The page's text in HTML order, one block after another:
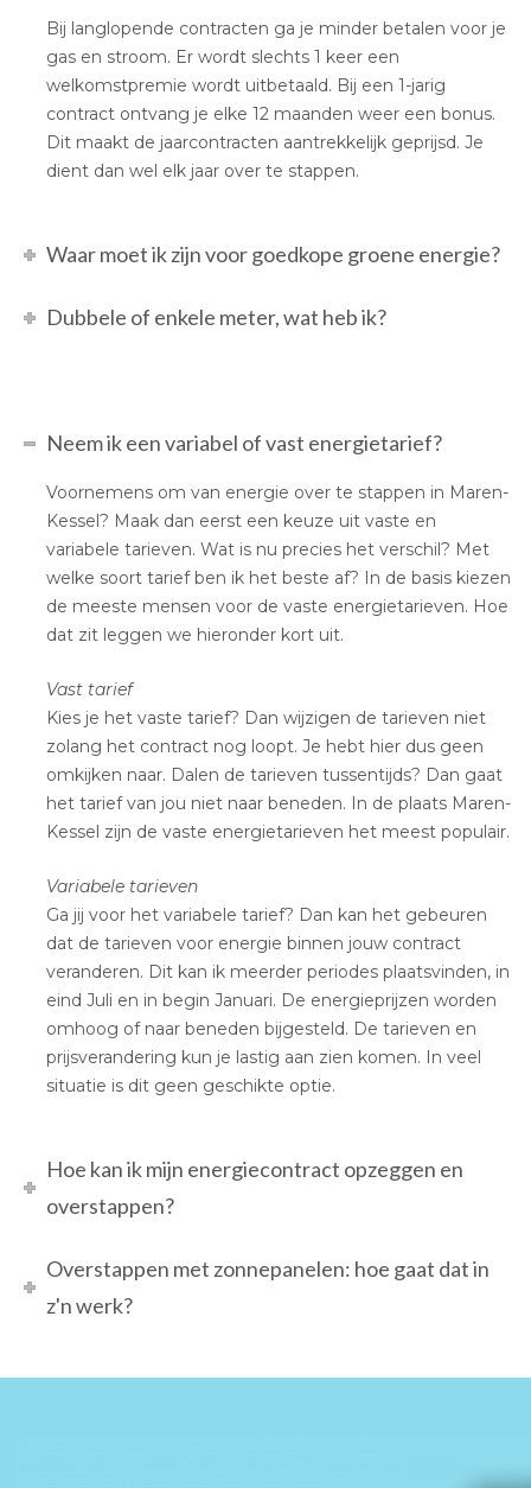
Bij langlopende contracten ga je minder betalen voor je
gas en stroom. Er wordt slechts 1 keer een
welkomstpremie wordt uitbetaald. Bij een 1-jarig
contract ontvang je elke 12 maanden weer een bonus.
Dit maakt de jaarcontracten aantrekkelijk geprijsd. Je
dient dan wel elk jaar over te stappen.
Waar moet ik zijn voor goedkope groene energie?
Dubbele of enkele meter, wat heb ik?
Neem ik een variabel of vast energietarief?
Voornemens om van energie over te stappen in Maren-
Kessel? Maak dan eerst een keuze uit vaste en
variabele tarieven. Wat is nu precies het verschil? Met
welke soort tarief ben ik het beste af? In de basis kiezen
de meeste mensen voor de vaste energietarieven. Hoe
dat zit leggen we hieronder kort uit.
Vast tarief
Kies je het vaste tarief? Dan wijzigen de tarieven niet
zolang het contract nog loopt. Je hebt hier dus geen
omkijken naar. Dalen de tarieven tussentijds? Dan gaat
het tarief van jou niet naar beneden. In de plaats Maren-
Kessel zijn de vaste energietarieven het meest populair.
Variabele tarieven
Ga jij voor het variabele tarief? Dan kan het gebeuren
dat de tarieven voor energie binnen jouw contract
veranderen. Dit kan ik meerder periodes plaatsvinden, in
eind Juli en in begin Januari. De energieprijzen worden
omhoog of naar beneden bijgesteld. De tarieven en
prijsverandering kun je lastig aan zien komen. In veel
situatie is dit geen geschikte optie.
Hoe kan ik mijn energiecontract opzeggen en
overstappen?
Overstappen met zonnepanelen: hoe gaat dat in
z'n werk?